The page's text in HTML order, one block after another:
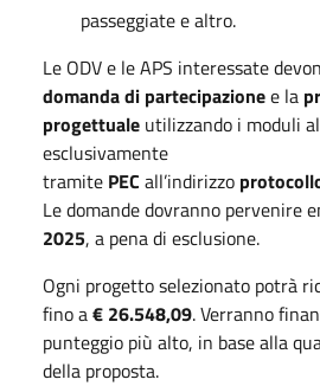
passeggiate e altro.
Le ODV e le APS interessate
domanda di partecipazionee la
progettuale utilizzando i moduli
esclusivamente
tramite PEC all’indirizzo
Le domande dovranno pervenire
2025, a pena di esclusione.
Ogni progetto selezionato potrà
fino a€ 26.548,09. Verranno
punteggio più alto, in base alla
della proposta.